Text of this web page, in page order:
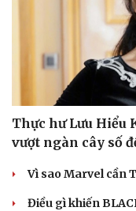
Thực hư Lưu Hiểu
vượt ngàn cây số
Vì sao Marvel cần
Điều gì khiến